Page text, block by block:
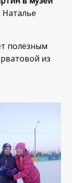
Наталье
полезным
из